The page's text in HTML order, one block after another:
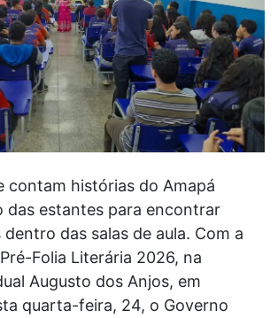
contam histórias do Amapá
das estantes para encontrar
dentro das salas de aula. Com a
Folia Literária 2026, na
Augusto dos Anjos, em
quarta-feira, 24, o Governo